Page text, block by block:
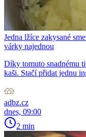
Jedna lžíce zakysané
várky najednou
Díky tomuto snadnému
kaši. Stačí přidat jednu
adbz.cz
dnes, 09:00
2 min